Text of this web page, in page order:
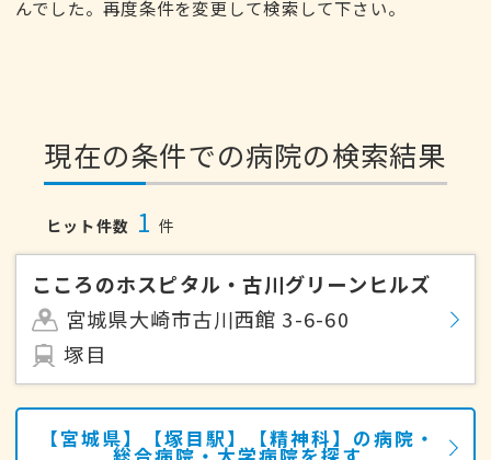
んでした。再度条件を変更して検索して下さい。
現在の条件での病院の検索結果
ヒット件数 1 件
こころのホスピタル・古川グリーンヒルズ
宮城県大崎市古川西館 3-6-60
塚目
【宮城県】【塚目駅】【精神科】の病院・